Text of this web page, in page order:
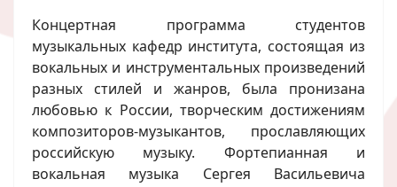
Концертная программа студентов
музыкальных кафедр института, состоящая из
вокальных и инструментальных произведений
разных стилей и жанров, была пронизана
любовью к России, творческим достижениям
композиторов-музыкантов, прославляющих
российскую музыку. Фортепианная и
вокальная музыка Сергея Васильевича